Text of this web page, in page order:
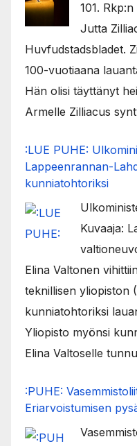
101.
Jutta
Huvfudstadsbladet.
100-vuotiaana
Hän olisi täyttänyt
Armelle Zilliacus
:LUE PUHE:
Lappeenrannan-
kunniatohtoriksi
Kuvaaja:
Elina Valtonen
teknillisen yliopiston
kunniatohtoriksi
Yliopisto myönsi
Elina Valtoselle
:PUHE:
Eriarvoistumisen